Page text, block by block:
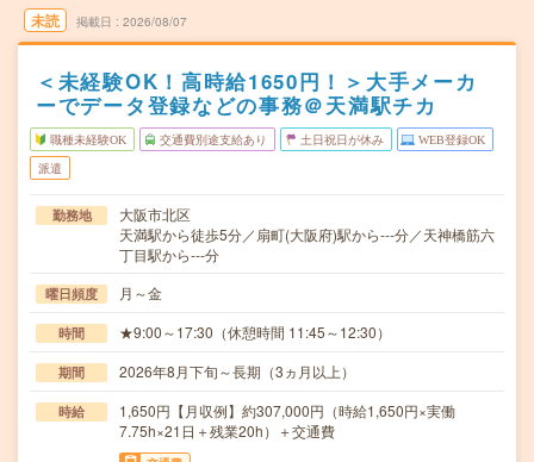
未読 掲載日 2026/08/07
＜未経験OK！高時給1650円！＞大手メーカ
ーでデータ登録などの事務＠天満駅チカ
職種未経験OK 交通費別途支給あり 土日祝日が休み WEB登録OK
派遣
勤務地
大阪市北区
天満駅から徒歩5分／扇町(大阪府)駅から---分／天神橋筋六
丁目駅から---分
曜日頻度 月～金
時間 ★9:00～17:30（休憩時間 11:45～12:30）
期間 2026年8月下旬～長期（3ヵ月以上）
時給
1,650円【月収例】約307,000円（時給1,650円×実働
7.75h×21日＋残業20h）＋交通費